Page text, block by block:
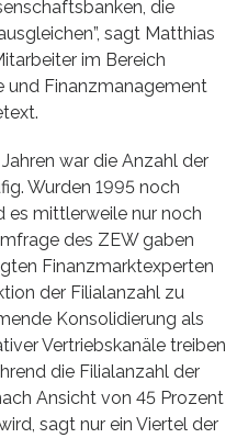
die
sagt Matthias
im Bereich
und Finanzmanagement
war die Anzahl der
Wurden 1995 noch
es mittlerweile nur noch
des ZEW gaben
Finanzmarktexperten
der Filialanzahl zu
Konsolidierung als
Vertriebskanäle treiben
die Filialanzahl der
Ansicht von 45 Prozent
sagt nur ein Viertel der